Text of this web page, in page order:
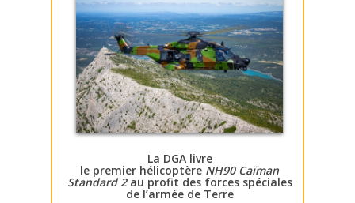
La DGA livre
le premier hélicoptère NH90 Caïman
Standard 2au profit des forces spéciales
de l’armée de Terre